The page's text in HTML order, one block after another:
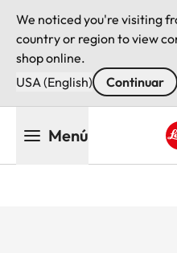
We noticed you're visiting
country or region to view
shop online.
USA (English)
Continuar
Menú